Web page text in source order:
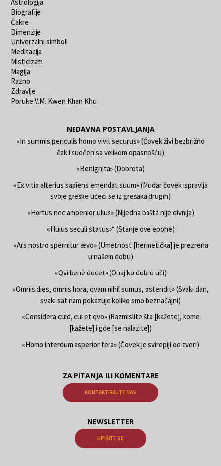
Astrologija
Biografije
Čakre
Dimenzije
Univerzalni simboli
Meditacija
Misticizam
Magija
Razno
Zdravlje
Poruke V.M. Kwen Khan Khu
NEDAVNA POSTAVLJANJA
«In summis periculis homo vivit securus» (Čovek živi bezbrižno
čak i suočen sa velikom opasnošću)
«Benignita» (Dobrota)
«Ex vitio alterius sapiens emendat suum» (Mudar čovek ispravlja
svoje greške učeći se iz grešaka drugih)
«Hortus nec amoenior ullus» (Nijedna bašta nije divnija)
«Huius seculi status»“ (Stanje ove epohe)
«Ars nostro spernitur ævo» (Umetnost [hermetička] je prezrena
u našem dobu)
«Qvi benè docet» (Onaj ko dobro uči)
«Omnis dies, omnis hora, qvam nihil sumus, ostendit» (Svaki dan,
svaki sat nam pokazuje koliko smo beznačajni)
«Considera cuid, cui et qvo» (Razmislite šta [kažete], kome
[kažete] i gde [se nalazite])
«Homo interdum asperior fera» (Čovek je svirepiji od zveri)
ZA PITANJA ILI KOMENTARE
KONTAKTIRAJTE NAS
NEWSLETTER
UPIŠITE SE